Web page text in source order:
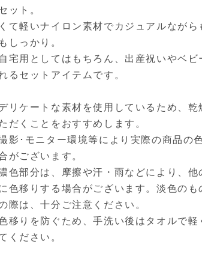
ット。
て軽いナイロン素材でカジュアルなが
しっかり。
宅用としてはもちろん、出産祝いやベ
るセットアイテムです。
リケートな素材を使用しているため、乾
だくことをおすすめします。
影･モニター環境等により実際の商品の
がございます。
色部分は、摩擦や汗・雨などにより、他
色移りする場合がございます。淡色の
際は、十分ご注意ください。
移りを防ぐため、手洗い後はタオルで軽
ください。